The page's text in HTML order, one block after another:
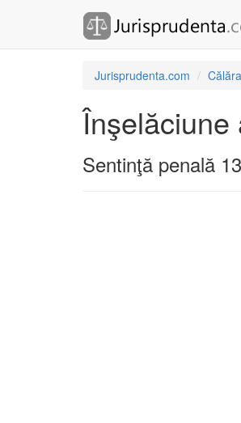
Jurisprudenta.com
Înşelăciune
Sentinţă penală